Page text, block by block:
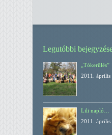
Legutóbbi
„Tókerülés”
2011. április
Lili napló…
2011. április